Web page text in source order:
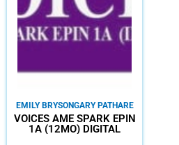
EMILY BRYSONGARY PATHARE
VOICES AME SPARK EPIN
1A (12MO) DIGITAL